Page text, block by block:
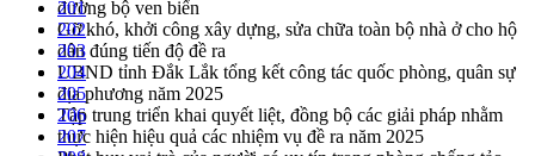
đường bộ ven biển
Gỡ khó, khởi công xây dựng, sửa chữa toàn bộ nhà ở cho hộ
dân đúng tiến độ đề ra
UBND tỉnh Đắk Lắk tổng kết công tác quốc phòng, quân sự
địa phương năm 2025
Tập trung triển khai quyết liệt, đồng bộ các giải pháp nhằm
thực hiện hiệu quả các nhiệm vụ đề ra năm 2025
201
202
203
204
205
206
207